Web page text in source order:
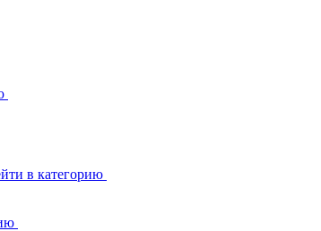
в категорию